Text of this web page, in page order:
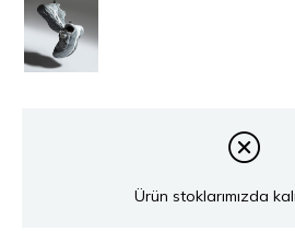
Ürün stoklarımızda